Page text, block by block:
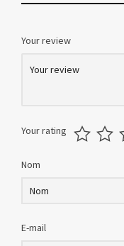
Your review
Your rating
Nom
E-mail